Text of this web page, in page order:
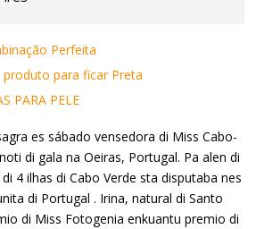
Perfeita
para ficar Preta
PARA PELE
es sábado vensedora di Miss Cabo-
di gala na Oeiras, Portugal. Pa alen di
4 ilhas di Cabo Verde sta disputaba nes
di Portugal . Irina, natural di Santo
di Miss Fotogenia enkuantu premio di